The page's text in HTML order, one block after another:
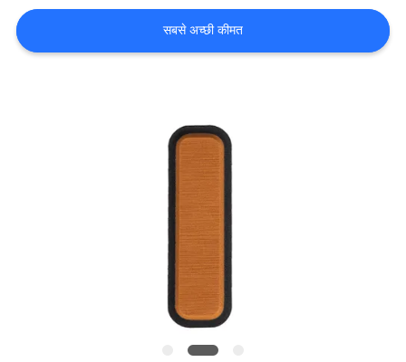
गुणवत्ता
सबसे अच्छी कीमत